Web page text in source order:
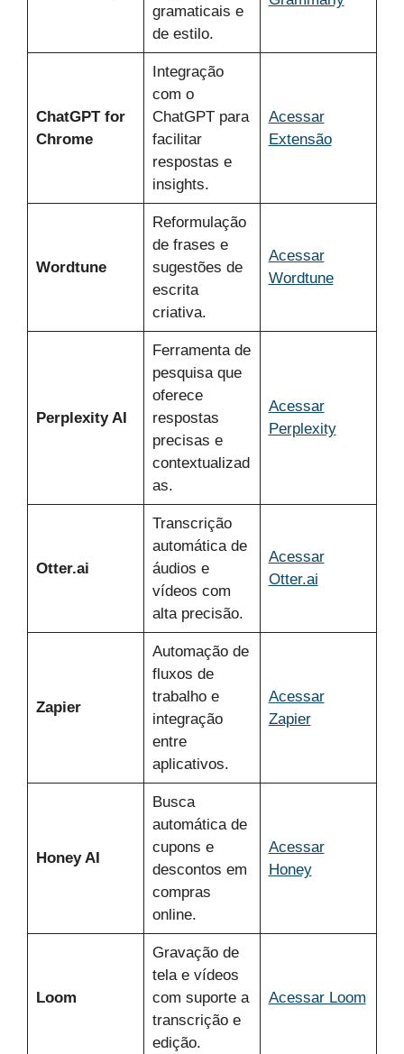
gramaticais e
de estilo.
ChatGPT for
Chrome
Integração
com o
ChatGPT para
facilitar
respostas e
insights.
Acessar
Extensão
Wordtune
Reformulação
de frases e
sugestões de
escrita
criativa.
Acessar
Wordtune
Perplexity AI
Ferramenta de
pesquisa que
oferece
respostas
precisas e
contextualizad
as.
Acessar
Perplexity
Otter.ai
Transcrição
automática de
áudios e
vídeos com
alta precisão.
Acessar
Otter.ai
Zapier
Automação de
fluxos de
trabalho e
integração
entre
aplicativos.
Acessar
Zapier
Honey AI
Busca
automática de
cupons e
descontos em
compras
online.
Acessar
Honey
Loom
Gravação de
tela e vídeos
com suporte a
transcrição e
edição.
Acessar Loom